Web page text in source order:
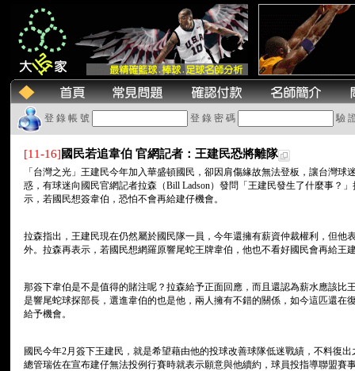
登 錄 帳 號 登 錄 密 碼 驗
[11-16]國民若追韋伯 官網記者：王建民恐將離隊
「台灣之光」王建民今年加入華盛頓國民，卻因肩傷緣故無法登板，讓台灣
惑，有球迷向國民官網記者拉森（Bill Ladson）發問「王建民發生了什麼事？
示，若國民想簽韋伯，恐怕不會再給建仔機會。
拉森指出，王建民現在仍然屬於國民隊一員，今年還擁有薪資仲裁權利，但他
外。拉森再表示，若國民想網羅原響尾蛇王牌韋伯，他也不看好國民會再給王
那簽下韋伯是不是值得的賭注呢？拉森給予正面回應，而且還認為薪水應該比
是響尾蛇球探部長，選進韋伯的也是他，兩人擁有不錯的關係，如今這匹還在
給予機會。
國民今年2月簽下王建民，就是希望藉由他的投球改善球隊低迷戰績，不料復
總管瑞佐在宣布建仔無法投例行賽時就表示願意與他續約，球員投指導聯盟賽